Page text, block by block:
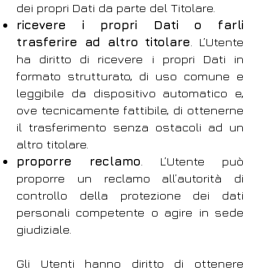
dei propri Dati da parte del Titolare.
ricevere i propri Dati o farli
trasferire ad altro titolare . L’Utente
ha diritto di ricevere i propri Dati in
formato strutturato, di uso comune e
leggibile da dispositivo automatico e,
ove tecnicamente fattibile, di ottenerne
il trasferimento senza ostacoli ad un
altro titolare.
proporre reclamo . L’Utente può
proporre un reclamo all’autorità di
controllo della protezione dei dati
personali competente o agire in sede
giudiziale.
Gli Utenti hanno diritto di ottenere